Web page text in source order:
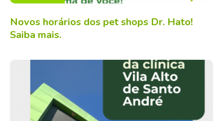
Novos horários dos pet shops Dr. Hato!
Saiba mais.